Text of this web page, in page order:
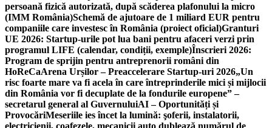
persoană fizică autorizată, după scăderea plafonului la micro
(IMM România)Schemă de ajutoare de 1 miliard EUR pentru
companiile care investesc în România (proiect oficial)Granturi
UE 2026: Startup-urile pot lua bani pentru afaceri verzi prin
programul LIFE (calendar, condiții, exemple)Înscrieri 2026:
Program de sprijin pentru antreprenorii români din
HoReCaArena Urșilor – Preaccelerare Startup-uri 2026„Un
risc foarte mare va fi acela în care întreprinderile mici și mijlocii
din România vor fi decuplate de la fondurile europene” –
secretarul general al GuvernuluiAI – Oportunități și
ProvocăriMeseriile ies încet la lumină: şoferii, instalatorii,